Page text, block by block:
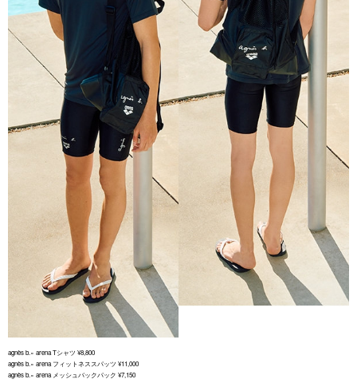
agnès b.× arena Tシャツ ¥8,800
agnès b.× arena フィットネススパッツ ¥11,000
agnès b.× arena メッシュバックパック ¥7,150